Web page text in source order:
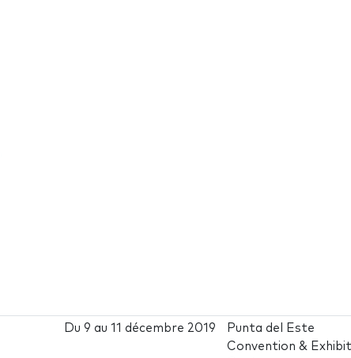
Du9 au11 décembre 2019
Punta del Este
Convention &